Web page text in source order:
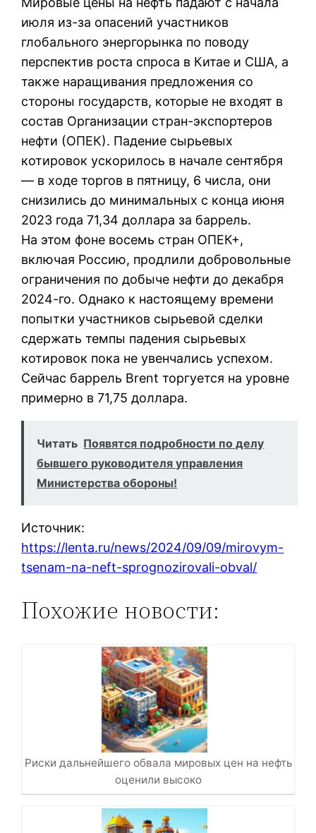
июля из-за опасений участников
глобального энергорынка по поводу
перспектив роста спроса в Китае и США, а
также наращивания предложения со
стороны государств, которые не входят в
состав Организации стран-экспортеров
нефти (ОПЕК). Падение сырьевых
котировок ускорилось в начале сентября
— в ходе торгов в пятницу, 6 числа, они
снизились до минимальных с конца июня
2023 года 71,34 доллара за баррель.
На этом фоне восемь стран ОПЕК+,
включая Россию, продлили добровольные
ограничения по добыче нефти до декабря
2024-го. Однако к настоящему времени
попытки участников сырьевой сделки
сдержать темпы падения сырьевых
котировок пока не увенчались успехом.
Сейчас баррель Brent торгуется на уровне
примерно в 71,75 доллара.
Читать Появятся подробности по делу
бывшего руководителя управления
Министерства обороны!
Источник:
https://lenta.ru/news/2024/09/09/mirovym-
tsenam-na-neft-sprognozirovali-obval/
Похожие новости:
Риски дальнейшего обвала мировых цен на нефть
оценили высоко